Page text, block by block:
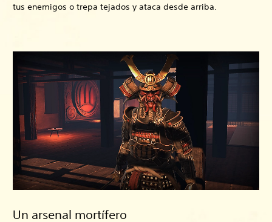
tus enemigos o trepa tejados y ataca desde arriba.
Un arsenal mortífero